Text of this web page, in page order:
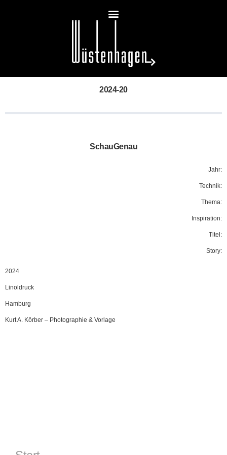
2024-20
SchauGenau
Jahr:
Technik:
Thema:
Inspiration:
Titel:
Story:
2024
Linoldruck
Hamburg
Kurt A. Körber – Photographie & Vorlage